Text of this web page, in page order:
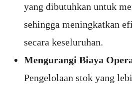
yang dibutuhkan untuk
sehingga meningkatkan
secara keseluruhan.
Mengurangi Biaya
Pengelolaan stok yang